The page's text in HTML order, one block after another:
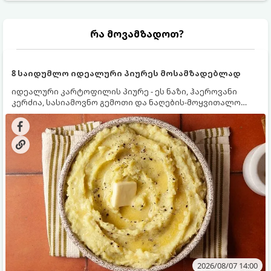
რა მოვამზადოთ?
8 საიდუმლო იდეალური პიურეს მოსამზადებლად
იდეალური კარტოფილის პიურე - ეს ნაზი, ჰაეროვანი
კერძია, სასიამოვნო გემოთი და ნაღების-მოყვითალო
ფერით. მისი მომზადება ძალიან მარტივია, მაგრამ
არსებობს რამდენიმე საიდუმლო, რომლებიც უნდა
იცოდეთ, რომ პიურე იდეალურად გემრიელი გამოვიდეს.
2026/08/07 14:00